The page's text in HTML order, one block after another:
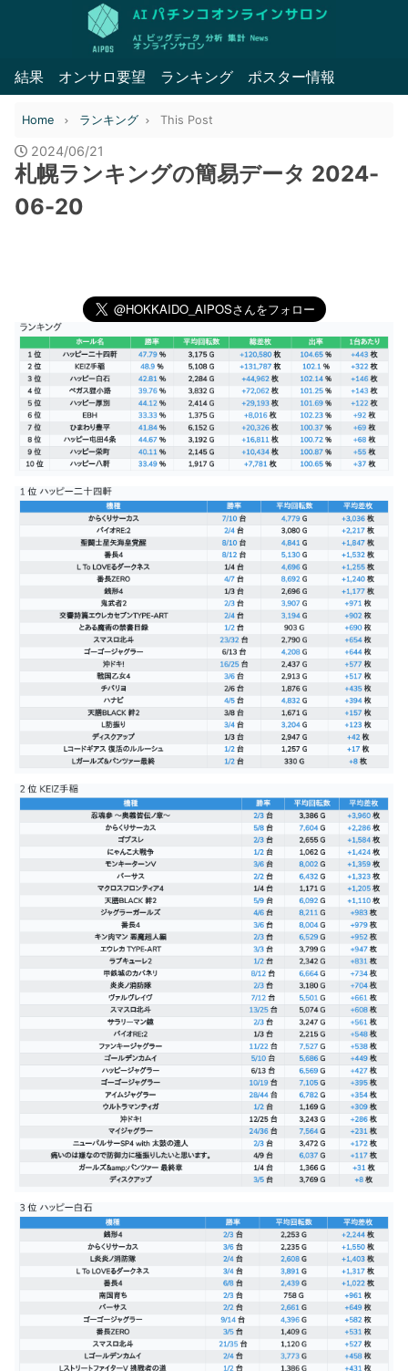
結果 オンサロ要望 ランキング ポスター情報
Home ランキング This Post
2024/06/21
札幌ランキングの簡易データ 2024-
06-20